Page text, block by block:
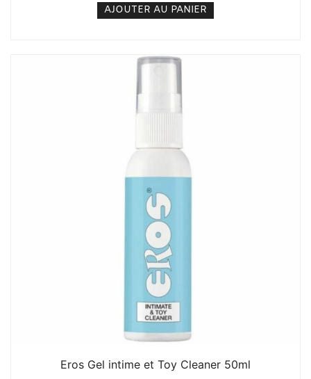
AJOUTER AU PANIER
Eros Gel intime et Toy Cleaner 50ml